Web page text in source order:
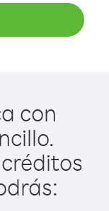
con